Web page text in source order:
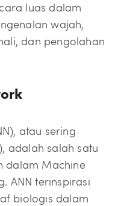
luas dalam
wajah,
dan pengolahan
atau sering
adalah salah satu
dalam Machine
ANN terinspirasi
biologis dalam